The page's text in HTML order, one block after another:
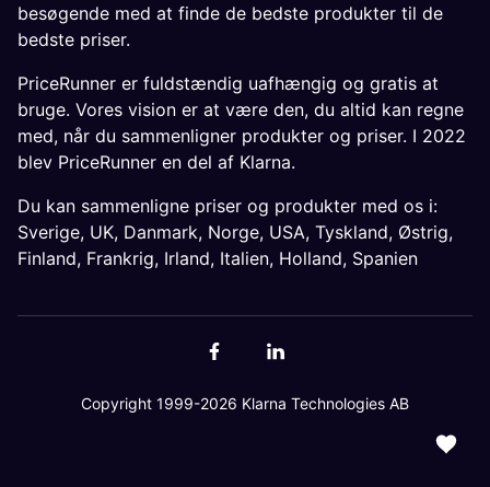
besøgende med at finde de bedste produkter til de
bedste priser.
PriceRunner er fuldstændig uafhængig og gratis at
bruge. Vores vision er at være den, du altid kan regne
med, når du sammenligner produkter og priser. I 2022
blev PriceRunner en del af Klarna.
Du kan sammenligne priser og produkter med os i:
Sverige, UK, Danmark, Norge, USA, Tyskland, Østrig,
Finland, Frankrig, Irland, Italien, Holland, Spanien
Copyright 1999-2026 Klarna Technologies AB